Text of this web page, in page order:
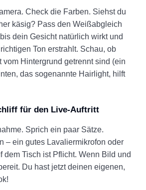
Check die Farben. Siehst du
käsig? Pass den Weißabgleich
dein Gesicht natürlich wirkt und
Ton erstrahlt. Schau, ob
vom Hintergrund getrennt sind (ein
das sogenannte Hairlight, hilft
für den Live-Auftritt
Sprich ein paar Sätze.
– ein gutes Lavaliermikrofon oder
dem Tisch ist Pflicht. Wenn Bild und
Du hast jetzt deinen eigenen,